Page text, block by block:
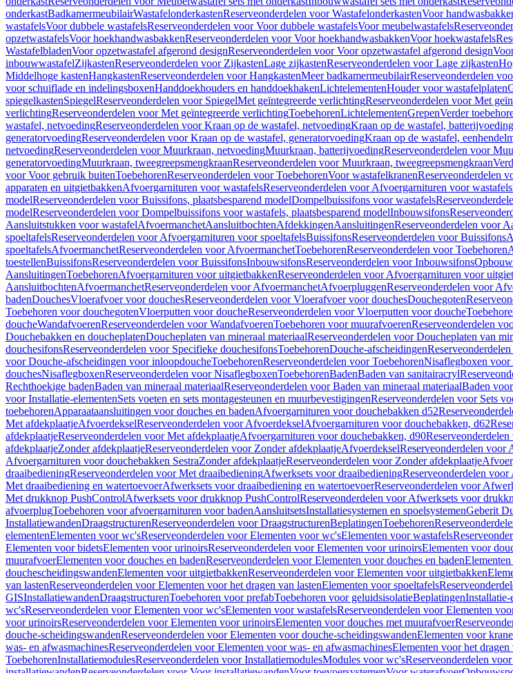
onderkastBadkamermeubilairWastafelonderkastenReserveonderdelen voor WastafelonderkastenVoor
wastafelsVoor dubbele wastafelsReserveonderdelen voor Voor dubbele wastafelsVoor meubelwastafels
opzetwastafelsVoor hoekhandwasbakkenReserveonderdelen voor Voor hoekhandwasbakkenVoor hoekwastafels
WastafelbladenVoor opzetwastafel afgerond designReserveonderdelen voor Voor opzetwastafel afgerond design
inbouwwastafelZijkastenReserveonderdelen voor ZijkastenLage zijkastenReserveonderdelen voor Lage zijkasten
Middelhoge kastenHangkastenReserveonderdelen voor HangkastenMeer badkamermeubilairReserveonderdelen
voor schuiflade en indelingsboxenHanddoekhouders en handdoekhakenLichtelementenHouder voor wastafelplaten
spiegelkastenSpiegelReserveonderdelen voor SpiegelMet geïntegreerde verlichtingReserveonderdelen voor Met
verlichtingReserveonderdelen voor Met geïntegreerde verlichtingToebehorenLichtelementenGrepenVerder
wastafel, netvoedingReserveonderdelen voor Kraan op de wastafel, netvoedingKraan op de wastafel, batterijvoeding
generatorvoedingReserveonderdelen voor Kraan op de wastafel, generatorvoedingKraan op de wastafel,
netvoedingReserveonderdelen voor Muurkraan, netvoedingMuurkraan, batterijvoedingReserveonderdelen voor
generatorvoedingMuurkraan, tweegreepsmengkraanReserveonderdelen voor Muurkraan, tweegreepsmengkraan
voor Voor gebruik buitenToebehorenReserveonderdelen voor ToebehorenVoor wastafelkranenReserveonderdelen
apparaten en uitgietbakkenAfvoergarnituren voor wastafelsReserveonderdelen voor Afvoergarnituren voor wastafels
modelReserveonderdelen voor Buissifons, plaatsbesparend modelDompelbuissifons voor wastafels
modelReserveonderdelen voor Dompelbuissifons voor wastafels, plaatsbesparend modelInbouwsifons
Aansluitstukken voor wastafelAfvoermanchetAansluitbochtenAfdekkingenAansluitingenReserveonderdelen voor
spoeltafelsReserveonderdelen voor Afvoergarnituren voor spoeltafelsBuissifonsReserveonderdelen voor Buissifons
spoeltafelsAfvoermanchetReserveonderdelen voor AfvoermanchetToebehorenReserveonderdelen voor Toebehoren
toestellenBuissifonsReserveonderdelen voor BuissifonsInbouwsifonsReserveonderdelen voor Inbouwsifons
AansluitingenToebehorenAfvoergarnituren voor uitgietbakkenReserveonderdelen voor Afvoergarnituren voor
AansluitbochtenAfvoermanchetReserveonderdelen voor AfvoermanchetAfvoerpluggenReserveonderdelen voor
badenDouchesVloerafvoer voor douchesReserveonderdelen voor Vloerafvoer voor douchesDouchegoten
Toebehoren voor douchegotenVloerputten voor doucheReserveonderdelen voor Vloerputten voor douche
doucheWandafvoerenReserveonderdelen voor WandafvoerenToebehoren voor muurafvoerenReserveonderdelen
Douchebakken en doucheplatenDoucheplaten van mineraal materiaalReserveonderdelen voor Doucheplaten van
douchesifonsReserveonderdelen voor Specifieke douchesifonsToebehorenDouche-afscheidingen
voor Douche-afscheidingen voor inloopdoucheToebehorenReserveonderdelen voor ToebehorenNisaflegboxen voor
douchesNisaflegboxenReserveonderdelen voor NisaflegboxenToebehorenBadenBaden van sanitairacryl
Rechthoekige badenBaden van mineraal materiaalReserveonderdelen voor Baden van mineraal materiaalBaden
voor Installatie-elementenSets voeten en sets montagesteunen en muurbevestigingenReserveonderdelen voor Sets
toebehorenApparaataansluitingen voor douches en badenAfvoergarnituren voor douchebakken d52
Met afdekplaatjeAfvoerdekselReserveonderdelen voor AfvoerdekselAfvoergarnituren voor douchebakken, d62
afdekplaatjeReserveonderdelen voor Met afdekplaatjeAfvoergarnituren voor douchebakken, d90
afdekplaatjeZonder afdekplaatjeReserveonderdelen voor Zonder afdekplaatjeAfvoerdekselReserveonderdelen voor
Afvoergarnituren voor douchebakken SestraZonder afdekplaatjeReserveonderdelen voor Zonder afdekplaatje
draaibedieningReserveonderdelen voor Met draaibedieningAfwerksets voor draaibedieningReserveonderdelen
Met draaibediening en watertoevoerAfwerksets voor draaibediening en watertoevoerReserveonderdelen voor
Met drukknop PushControlAfwerksets voor drukknop PushControlReserveonderdelen voor Afwerksets voor
afvoerplugToebehoren voor afvoergarnituren voor badenAansluitsetsInstallatiesystemen en spoelsystemenGeberit
InstallatiewandenDraagstructurenReserveonderdelen voor DraagstructurenBeplatingenToebehoren
elementenElementen voor wc'sReserveonderdelen voor Elementen voor wc'sElementen voor wastafels
Elementen voor bidetsElementen voor urinoirsReserveonderdelen voor Elementen voor urinoirsElementen voor
muurafvoerElementen voor douches en badenReserveonderdelen voor Elementen voor douches en baden
douchescheidingswandenElementen voor uitgietbakkenReserveonderdelen voor Elementen voor uitgietbakken
van lastenReserveonderdelen voor Elementen voor het dragen van lastenElementen voor spoeltafels
GISInstallatiewandenDraagstructurenToebehoren voor prefabToebehoren voor geluidsisolatieBeplatingenInstallatie-
wc'sReserveonderdelen voor Elementen voor wc'sElementen voor wastafelsReserveonderdelen voor Elementen
voor urinoirsReserveonderdelen voor Elementen voor urinoirsElementen voor douches met muurafvoer
douche-scheidingswandenReserveonderdelen voor Elementen voor douche-scheidingswandenElementen voor
was- en afwasmachinesReserveonderdelen voor Elementen voor was- en afwasmachinesElementen voor het dragen
ToebehorenInstallatiemodulesReserveonderdelen voor InstallatiemodulesModules voor wc'sReserveonderdelen